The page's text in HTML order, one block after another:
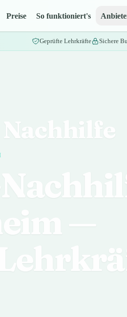
Preise So funktioniert's
Geprüfte Lehrkräfte Sichere
—